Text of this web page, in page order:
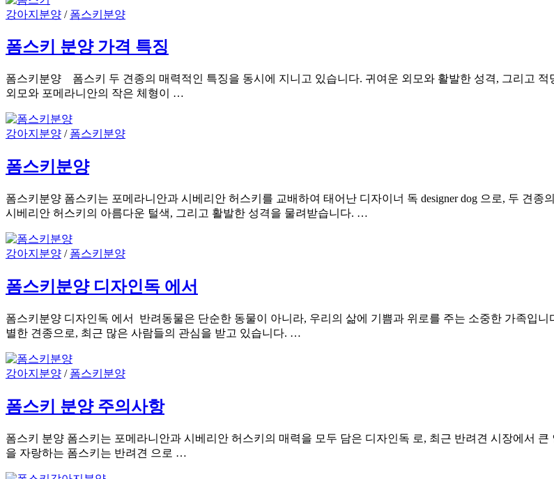
강아지분양 / 폼스키분양
폼스키 분양 가격 특징
폼스키분양 폼스키 두 견종의 매력적인 특징을 동시에 지니고 있습니다. 귀여운 외모와 활발한 성격, 그리고
외모와 포메라니안의 작은 체형이 …
강아지분양 / 폼스키분양
폼스키분양
폼스키분양 폼스키는 포메라니안과 시베리안 허스키를 교배하여 태어난 디자이너 독 designer dog 으로, 두 견
시베리안 허스키의 아름다운 털색, 그리고 활발한 성격을 물려받습니다. …
강아지분양 / 폼스키분양
폼스키분양 디자인독 에서
폼스키분양 디자인독 에서 반려동물은 단순한 동물이 아니라, 우리의 삶에 기쁨과 위로를 주는 소중한 가족입
별한 견종으로, 최근 많은 사람들의 관심을 받고 있습니다. …
강아지분양 / 폼스키분양
폼스키 분양 주의사항
폼스키 분양 폼스키는 포메라니안과 시베리안 허스키의 매력을 모두 담은 디자인독 로, 최근 반려견 시장에서
을 자랑하는 폼스키는 반려견 으로 …